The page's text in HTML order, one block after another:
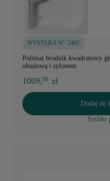
WYSYŁKA W: 24H!
Polimat brodzik kwadratowy
obudową i syfonem
1009,00 zł
Dodaj do
Szybki